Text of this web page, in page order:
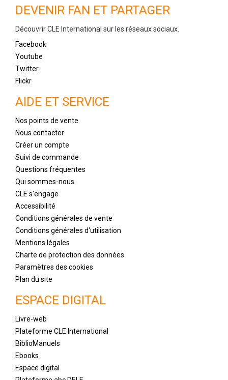
DEVENIR FAN ET PARTAGER
Découvrir CLE International sur les réseaux sociaux.
Facebook
Youtube
Twitter
Flickr
AIDE ET SERVICE
Nos points de vente
Nous contacter
Créer un compte
Suivi de commande
Questions fréquentes
Qui sommes-nous
CLE s'engage
Accessibilité
Conditions générales de vente
Conditions générales d'utilisation
Mentions légales
Charte de protection des données
Paramètres des cookies
Plan du site
ESPACE DIGITAL
Livre-web
Plateforme CLE International
BiblioManuels
Ebooks
Espace digital